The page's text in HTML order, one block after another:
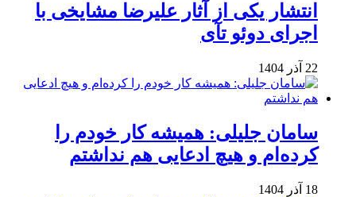
انتشار یکی از آثار علیرضا مشایخی با
اجرای دوئو تآی
22 آذر 1404
سامان جلیلی: همیشه کار خودم را
کرده‌ام و هیچ ادعایی هم نداشتم
18 آذر 1404